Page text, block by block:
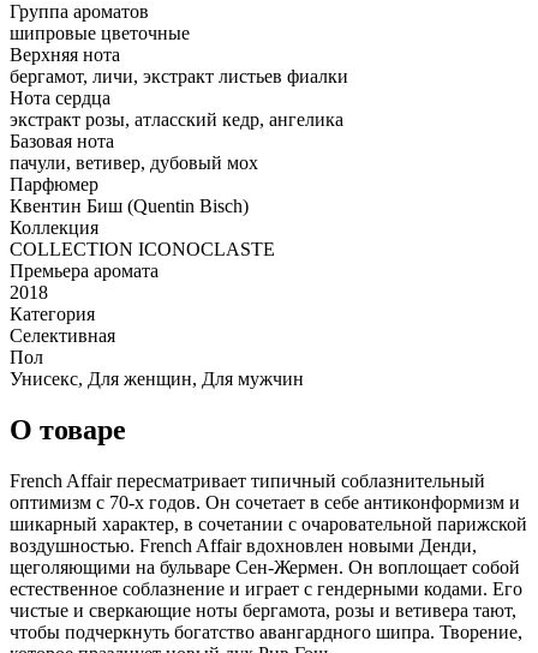
Группа ароматов
шипровые цветочные
Верхняя нота
бергамот, личи, экстракт листьев фиалки
Нота сердца
экстракт розы, атласский кедр, ангелика
Базовая нота
пачули, ветивер, дубовый мох
Парфюмер
Квентин Биш (Quentin Bisch)
Коллекция
COLLECTION ICONOCLASTE
Премьера аромата
2018
Категория
Селективная
Пол
Унисекс, Для женщин, Для мужчин
О товаре
French Affair пересматривает типичный соблазнительный
оптимизм с 70-х годов. Он сочетает в себе антиконформизм и
шикарный характер, в сочетании с очаровательной парижской
воздушностью. French Affair вдохновлен новыми Денди,
щеголяющими на бульваре Сен-Жермен. Он воплощает собой
естественное соблазнение и играет с гендерными кодами. Его
чистые и сверкающие ноты бергамота, розы и ветивера тают,
чтобы подчеркнуть богатство авангардного шипра. Творение,